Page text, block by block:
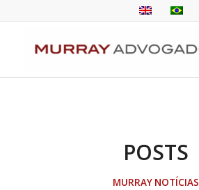
POSTS
MURRAY NOTÍCIAS